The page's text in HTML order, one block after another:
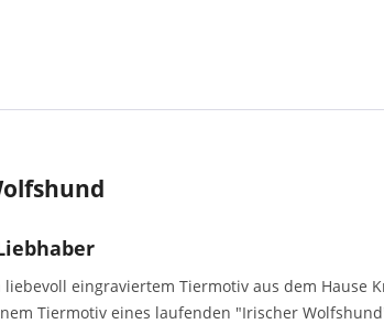
eingraviertem Tiermotiv aus dem Hause
Tiermotiv eines laufenden "Irischer